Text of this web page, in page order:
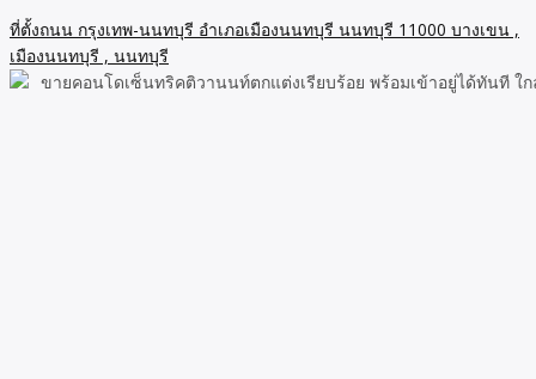
ที่ตั้งถนน กรุงเทพ-นนทบุรี อำเภอเมืองนนทบุรี นนทบุรี 11000 บางเขน ,
เมืองนนทบุรี , นนทบุรี